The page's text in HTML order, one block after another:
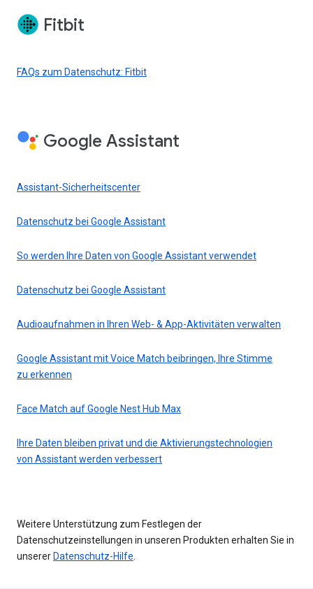
Fitbit
FAQs zum Datenschutz: Fitbit
Google Assistant
Assistant-Sicherheitscenter
Datenschutz bei Google Assistant
So werden Ihre Daten von Google Assistant verwendet
Datenschutz bei Google Assistant
Audioaufnahmen in Ihren Web- & App-Aktivitäten verwalten
Google Assistant mit Voice Match beibringen, Ihre Stimme
zu erkennen
Face Match auf Google Nest Hub Max
Ihre Daten bleiben privat und die Aktivierungstechnologien
von Assistant werden verbessert
Weitere Unterstützung zum Festlegen der
Datenschutzeinstellungen in unseren Produkten erhalten Sie in
unserer Datenschutz-Hilfe.